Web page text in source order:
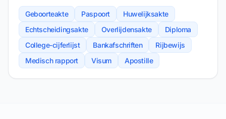
Geboorteakte Paspoort
Huwelijksakte
Echtscheidingsakte
Overlijdensakte
Diploma
College-cijferlijst
Bankafschriften
Rijbewijs
Medisch rapport
Visum Apostille